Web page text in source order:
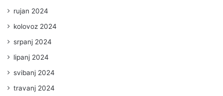
rujan 2024
kolovoz 2024
srpanj 2024
lipanj 2024
svibanj 2024
travanj 2024